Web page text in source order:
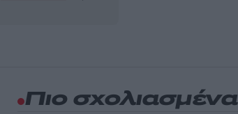
Πιο σχολιασμένα